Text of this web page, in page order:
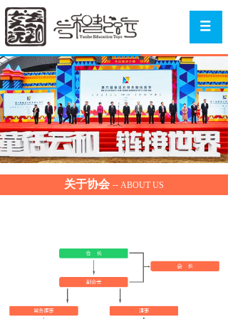
关于协会 -- ABOUT US